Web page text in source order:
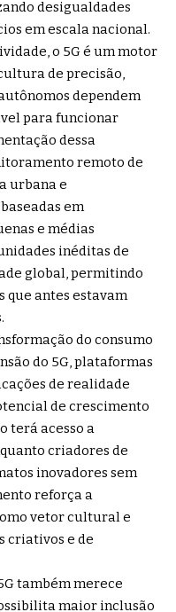
desigualdades
em escala nacional.
o 5G é um motor
de precisão,
dependem
para funcionar
dessa
remoto de
urbana e
em
e médias
inéditas de
global, permitindo
que antes estavam
do consumo
do 5G, plataformas
de realidade
de crescimento
terá acesso a
criadores de
inovadores sem
reforça a
vetor cultural e
criativos e de
também merece
maior inclusão